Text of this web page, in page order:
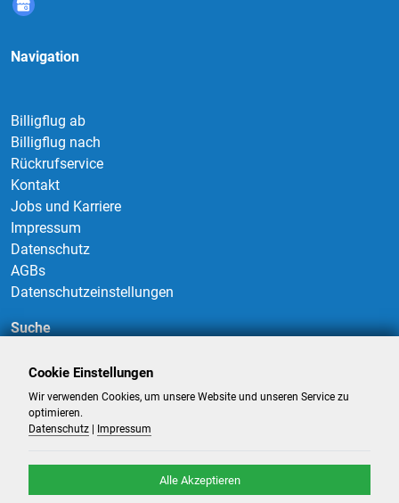
Navigation
Billigflug ab
Billigflug nach
Rückrufservice
Kontakt
Jobs und Karriere
Impressum
Datenschutz
AGBs
Datenschutzeinstellungen
Suche
Suchen
Cookie Einstellungen
Wir verwenden Cookies, um unsere Website und unseren Service zu
optimieren.
Datenschutz
Impressum
Alle Akzeptieren